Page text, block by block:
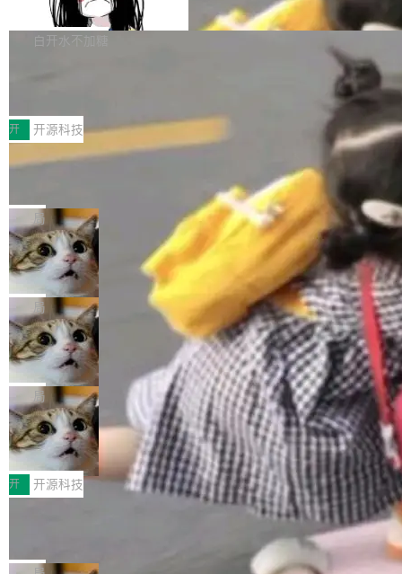
维基百科的替代方案。Lawfare 调查发现，无论
热门页面还是低关注度页面，均未出现近期更
erceptor…五六步之后才能看到第一行翻译文
本。 Solon 换了个方式。整个 i18n 模块围绕三
支持 UPDATE、MERGE INTO 与 Iceb
erg V3
Apache Doris 4.1 要补齐的，正是缺失的那一
半。在已有查询能力的基础上，Doris 进一步支
常维护操作，并完整支持 Iceberg V3 格式。
白开水不加糖
村国家自主创新示范区会议中心开幕。本届大会
由中关村智联软件服务业质量创新联盟主办，以
“智构可信·质创未来——AI原生时代的质量新范
式”为主题，直面AI从实验室走向规模化产业落地
的核心质量命题。会上，《2026智能研发生产力
工具选型手册》发布，Testin云测的Testin XAge
nt智能测试系统入选AI测试领域代表产品。对CI
O而言，这提示了一个转变：AI测试正在从效率
工具升级为企业的质量基础设施。 CIO面对的新
现实 过去两年，CIO们的焦虑清单上多了两项：
一是如何让大模型和智能体应用安全地从PoC走
向生产，二是如何让测试团队跟得上AI应用...
开 开源科技
让非法状态不可表示：一篇关于 ADT
有一种东西，一旦用过就回不去了。Alex Fedos
eev 管它叫"软件设计的基石"。 他说的东西不新
鲜——代数数据类型（ADT），尤其是和类型
（sum type）。但他说清楚了一件事：这不是类
型系统的学术体操，是日常编码的思维方式。 文
章从一个简单的例子切入。一个网站的深色主题
设置，如果用布尔值 + 可空字段来表示——bool
ean 表示是否可切换，nullable 的默认模式、浅
色方案、深色方案——会产生大量无意义的组
合。方案缺了、配置冲突了、全 null 了。要知道
哪些组合有效，作者说，你得靠"文档、校验、或
者部落知识"。 换个写法。Rust 的 enum，两个
变体：Switchable...
局
Cloudflare 开源内部企业 AI 平台 Clou
dflare OS
Cloudflare 发布了一个开源项目 Cloudflare O
S。如果你只看官方博客，你会觉得这是又一
个"AI 知识库 + 聊天机器人"——每个大厂都在
做，没什么新鲜的。 但 Kenton Varda 在 Twitte
r 上把事情说清楚了： 今天我们发布了 Cloudfla
re OS，一个带连接器的聊天机器人，跟其他所
有科技公司做的一样。只不过，实际上它不一
样。这是 Sandstorm.io 的重制版，我十年前的
那个创业公司。不同的是，这次它构建在 Cloudf
lare Workers 上——我花了九年时间搭建的平台
——并且深度集成了 AI。这基本上是我十年秘密
局
Deno 团队开源 Celld，可自托管的分
布式 Durable Objects
Ryan Dahl 领导的 Deno 团队推出了最新开源项
目 Celld，一个能在自己机器上运行 Cloudflare
Workers 和 Durable Objects 的守护进程。 设
计思路很直接：每个对象是一个独立的 SQLite
数据库，按名称寻址，复制到你自己的 S3 兼容
存储库里。节点之间只通过这个存储库协调——
没有控制平面，没有共识协议。每个对象自带一
个小型数据库，应用天然按分片构建，单个数据
库的竞争和爆炸半径问题在设计层面就被消除
了。 闲置的 cell 会休眠到几乎不占资源。当 cel
局
鲁大师7月新机性能/流畅/AI榜：vivo夺
性能、流畅双第一，三星Galaxy Z系列
新折叠缺席
2026年7月的手机市场，由于存储等硬件成本暴
增，手机厂商的日子也不好过啊，新机速度明显
放缓，因此硝烟味淡了许多。新机参数规格除开
Fold8 / Z Flip8）外，其余要么是中低端机器，
例如iQOO Z11i、REDMI Note 17、REDMI No
开 开源科技
Zed 编辑器团队发布了新项目——DeltaDB，一
个在 git commit 之间记录每一次编辑操作的版